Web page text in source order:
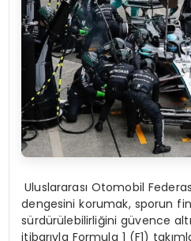
Uluslararası Otomobil
dengesini korumak, sporun
sürdürülebilirliğini güvence
itibarıyla Formula 1 (F1)